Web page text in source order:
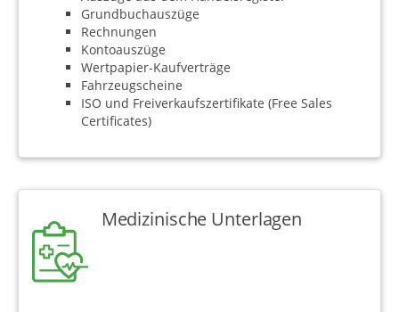
Grundbuchauszüge
Rechnungen
Kontoauszüge
Wertpapier-Kaufverträge
Fahrzeugscheine
ISO und Freiverkaufszertifikate (Free Sales
Certificates)
Medizinische Unterlagen